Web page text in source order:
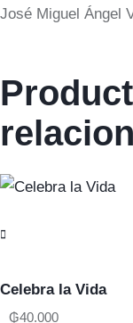
José Miguel Ángel
Celebra la Vida
₲40.000